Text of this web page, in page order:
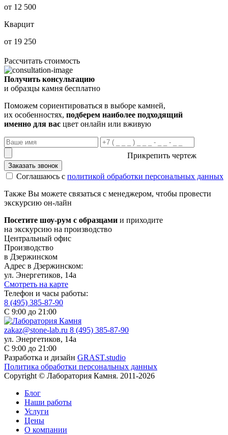
от 12 500
Кварцит
от 19 250
Рассчитать стоимость
Получить консультацию
и образцы камня бесплатно
Поможем сориентироваться в выборе камней,
их особенностях, подберем наиболее подходящий
именно для вас цвет онлайн или вживую
Прикрепить чертеж
Заказать звонок
Соглашаюсь с политикой обработки персональных данных
Также Вы можете связаться с менеджером, чтобы провести
экскурсию он-лайн
Посетите шоу-рум с образцами и приходите
на экскурсию на производство
Центральный офис
Производство
в Дзержинском
Адрес в Дзержинском:
ул. Энергетиков, 14а
Смотреть на карте
Телефон и часы работы:
8 (495) 385-87-90
С 9:00 до 21:00
zakaz@stone-lab.ru 8 (495) 385-87-90
ул. Энергетиков, 14а
С 9:00 до 21:00
Разработка и дизайн GRAST.studio
Политика обработки персональных данных
Copyright © Лаборатория Камня. 2011-2026
Блог
Наши работы
Услуги
Цены
О компании